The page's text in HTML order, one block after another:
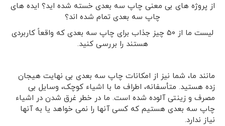
از پروژه های بی معنی چاپ سه بعدی خسته شده اید؟ ایده های
چاپ سه بعدی تمام شده اند؟
لیست ما از ۵۰ چیز جذاب برای چاپ سه بعدی که واقعاً کاربردی
هستند را بررسی کنید.
مانند ما، شما نیز از امکانات چاپ سه بعدی بی نهایت هیجان
زده هستید. متأسفانه، اطراف ما با اشیاء کوچک، وسایل بی
مصرف و زینتی آلوده شده است. ما در خطر غرق شدن در اشیاء
چاپ سه بعدی هستیم که کسی آنها را نمی خواهد یا به آنها
نیاز ندارد.